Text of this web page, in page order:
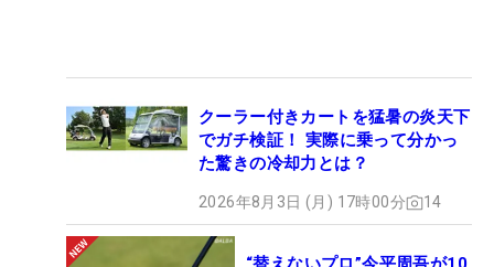
クーラー付きカートを猛暑の炎天下
でガチ検証！ 実際に乗って分かっ
た驚きの冷却力とは？
2026年8月3日 (月) 17時00分 14